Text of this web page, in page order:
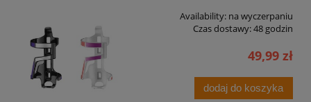
Availability: na wyczerpaniu
Czas dostawy:48 godzin
49,99 zł
dodaj do koszyka